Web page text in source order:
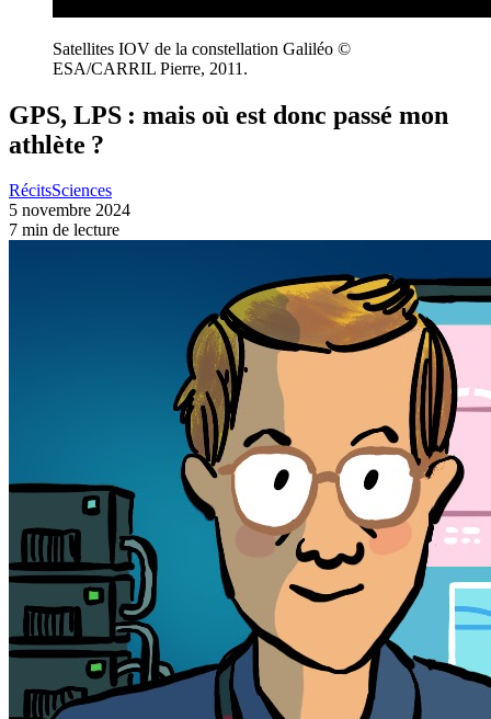
Satellites IOV de la constellation Galiléo ©
ESA/CARRIL Pierre, 2011.
GPS, LPS : mais où est donc passé mon
athlète ?
RécitsSciences
5 novembre 2024
7 min de lecture